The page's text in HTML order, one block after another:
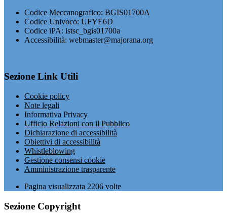
Codice Meccanografico: BGIS01700A
Codice Univoco: UFYE6D
Codice iPA: istsc_bgis01700a
Accessibilità: webmaster@majorana.org
Sezione Link Utili
Cookie policy
Note legali
Informativa Privacy
Ufficio Relazioni con il Pubblico
Dichiarazione di accessibilità
Obiettivi di accessibilità
Whistleblowing
Gestione consensi cookie
Amministrazione trasparente
Pagina visualizzata 2206 volte
Sezione Copyright